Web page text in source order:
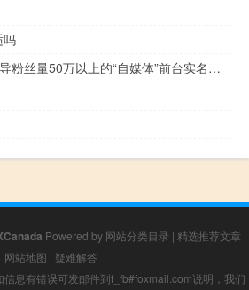
吗
B站：分批次分阶段引导粉丝量50万以上的“自媒体”前台实名展示
Powered by 网站分类目录 | 精选推荐文章 |
网站地图 | 疑难解答
息有错误可发邮件到f_fb#foxmail.com说明，我们